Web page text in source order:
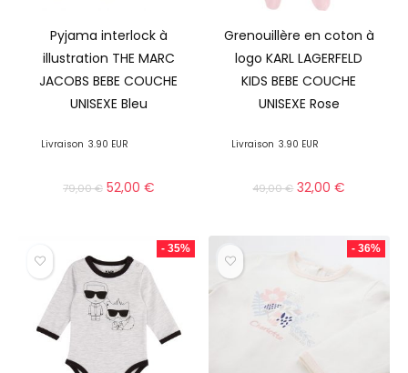
Pyjama interlock à
illustration THE MARC
JACOBS BEBE COUCHE
UNISEXE Bleu
Livraison 3.90 EUR
79,00€ 52,00 €
Grenouillère en coton à
logo KARL LAGERFELD
KIDS BEBE COUCHE
UNISEXE Rose
Livraison 3.90 EUR
49,00€ 32,00€
- 35% - 36%